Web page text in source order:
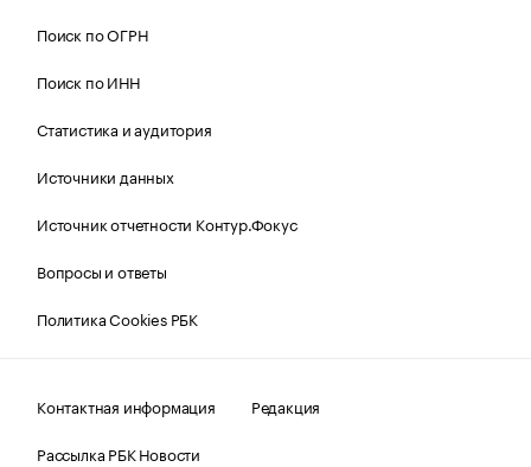
Поиск по ОГРН
Поиск по ИНН
Статистика и аудитория
Источники данных
Источник отчетности Контур.Фокус
Вопросы и ответы
Политика Cookies РБК
Контактная информация
Редакция
Рассылка РБК Новости